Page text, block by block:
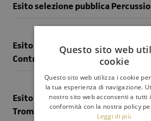
Esito selezione pubblica
Esito selezione pubblica Secondo
Contrabbasso
Esito selezione pubblica pubblica
Tromba
Questo sito web
cookie
Questo sito web utilizza i cookie
la tua esperienza di navigazione.
nostro sito web acconsenti a tutti
conformità con la nostra policy
Leggi di più